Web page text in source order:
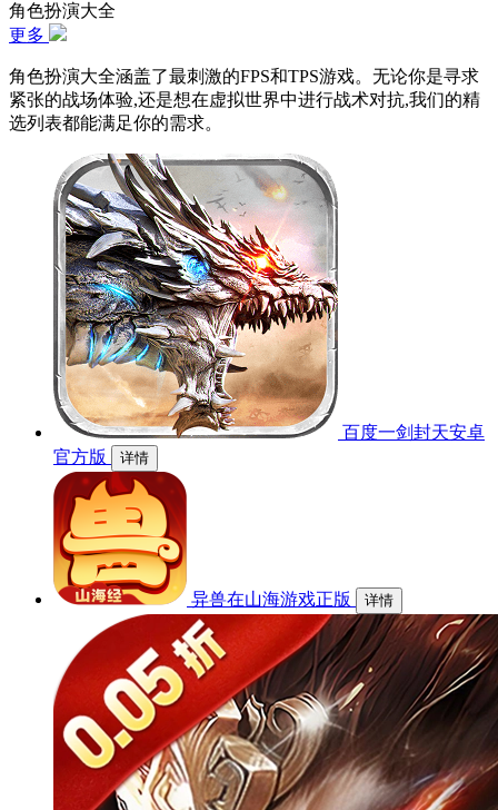
角色扮演大全
更多
角色扮演大全涵盖了最刺激的FPS和TPS游戏。无论你是寻求
紧张的战场体验,还是想在虚拟世界中进行战术对抗,我们的精
选列表都能满足你的需求。
百度一剑封天安卓
官方版
详情
异兽在山海游戏正版 详情